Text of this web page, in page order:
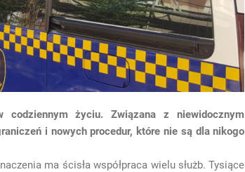
życiu. Związana z niewidocznym
i nowych procedur, które nie są dla nikogo
ma ścisła współpraca wielu służb. Tysiące